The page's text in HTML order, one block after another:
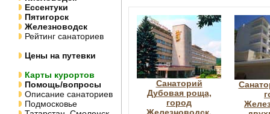
Ессентуки
Пятигорск
Железноводск
Рейтинг санаториев
Цены на путевки
Карты курортов
Помощь/вопросы
Описание санаториев
Подмосковье
Санаторий
Дубовая роща,
город